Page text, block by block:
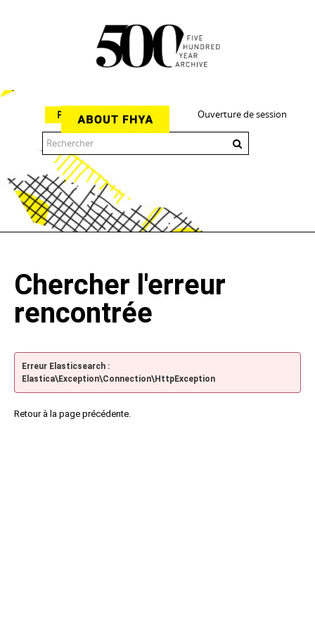
Ouverture de session
Parcourir
Chercher l'erreur
rencontrée
Erreur Elasticsearch :
Elastica\Exception\Connection\HttpException
Retour à la page précédente.